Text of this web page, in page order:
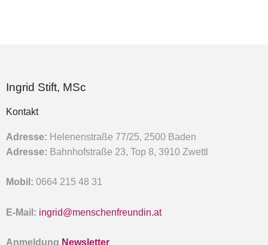
Ingrid Stift, MSc
Kontakt
Adresse: Helenenstraße 77/25, 2500 Baden
Adresse: Bahnhofstraße 23, Top 8, 3910 Zwettl
Mobil: 0664 215 48 31
E-Mail: ingrid@menschenfreundin.at
Anmeldung Newsletter